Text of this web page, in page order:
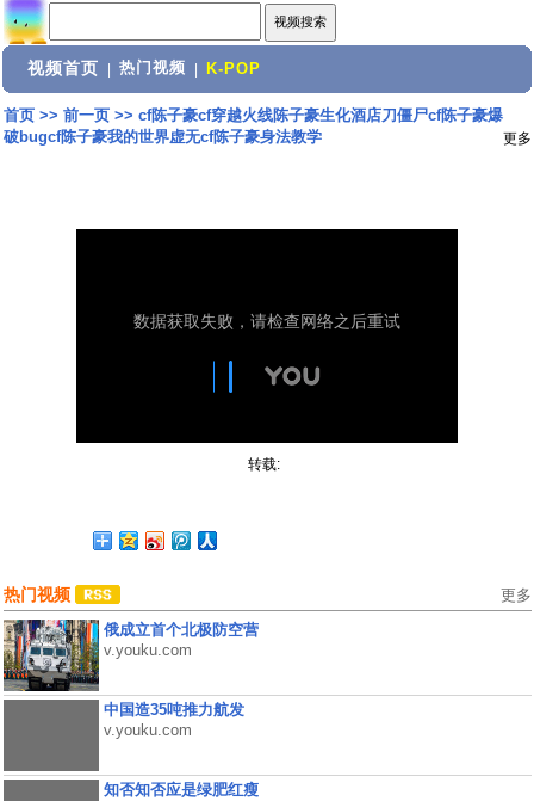
视频首页 热门视频 K-POP
首页>> 前一页>> cf陈子豪cf穿越火线陈子豪生化酒店刀僵尸cf陈子豪爆
破bugcf陈子豪我的世界虚无cf陈子豪身法教学
更多
转载:
热门视频 更多
俄成立首个北极防空营
v.youku.com
中国造35吨推力航发
v.youku.com
知否知否应是绿肥红瘦